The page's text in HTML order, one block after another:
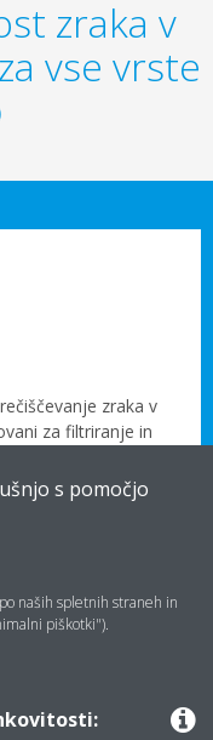
zraka v
vse vrste
zraka v
za filtriranje in
vašem domu.
s pomočjo
naših spletnih straneh in
piškotki").